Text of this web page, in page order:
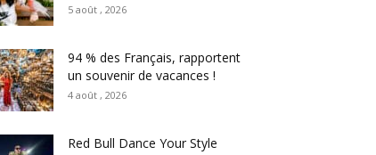
5 août , 2026
94 % des Français, rapportent
un souvenir de vacances !
4 août , 2026
Red Bull Dance Your Style